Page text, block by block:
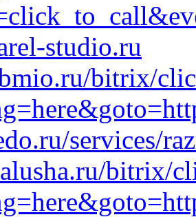
studio.ru
bitrix/
services/
bitrix/